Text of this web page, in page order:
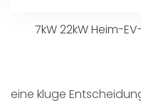
7kW 22kW Heim-
eine kluge